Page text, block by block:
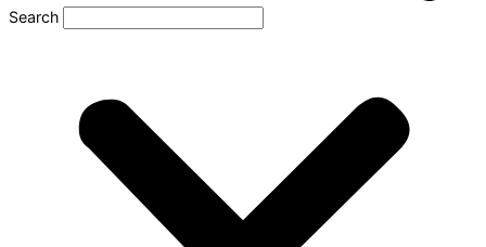
Search